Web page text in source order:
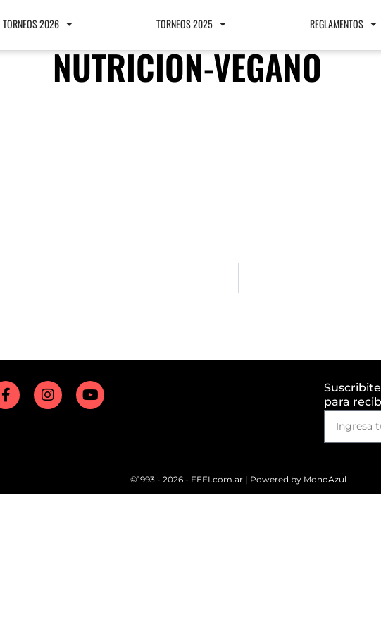
TORNEOS 2026 TORNEOS 2025 REGLAMENTOS
NUTRICION-VEGANO
para
©1993 - 2026 - FEFI.com.ar | Powered by MonoAzul